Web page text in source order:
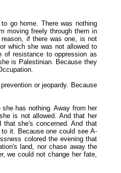
go home. There was nothing
moving freely through them in
if there was one, is not
which she was not allowed to
of resistance to oppression as
is Palestinian. Because they
or jeopardy. Because
has nothing. Away from her
is not allowed. And that her
she's concerned. And that
it. Because one could see A-
colored the evening that
land, nor chase away the
we could not change her fate,